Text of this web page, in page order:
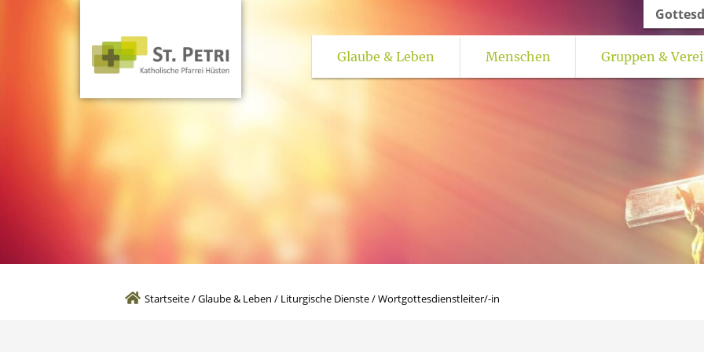
Glaube & Leben Menschen Gruppen &
Startseite/Glaube & Leben / Liturgische Dienste/Wortgottesdienstleiter/-in